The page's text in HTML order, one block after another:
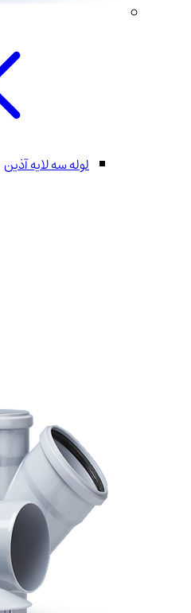
لوله سه لایه آذین